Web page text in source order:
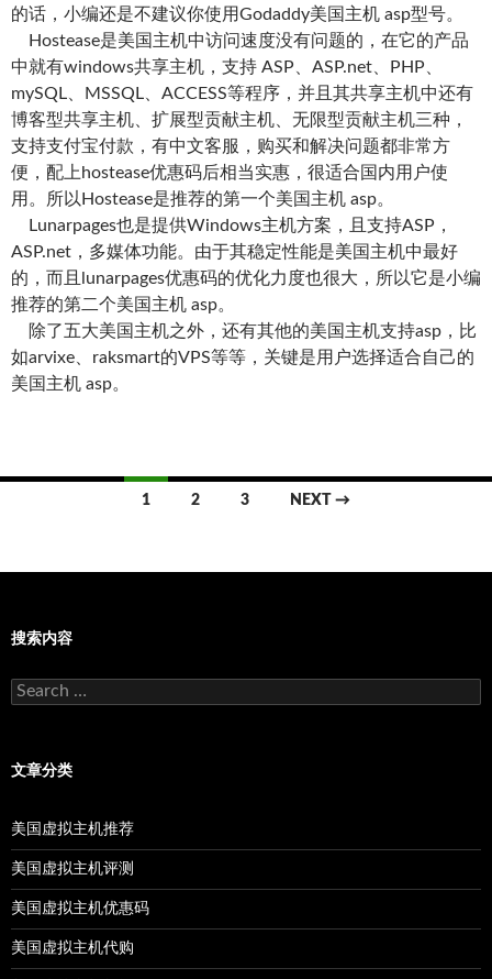
的话，小编还是不建议你使用Godaddy美国主机 asp型号。
Hostease是美国主机中访问速度没有问题的，在它的产品
中就有windows共享主机，支持 ASP、ASP.net、PHP、
mySQL、MSSQL、ACCESS等程序，并且其共享主机中还有
博客型共享主机、扩展型贡献主机、无限型贡献主机三种，
支持支付宝付款，有中文客服，购买和解决问题都非常方
便，配上hostease优惠码后相当实惠，很适合国内用户使
用。所以Hostease是推荐的第一个美国主机 asp。
Lunarpages也是提供Windows主机方案，且支持ASP，
ASP.net，多媒体功能。由于其稳定性能是美国主机中最好
的，而且lunarpages优惠码的优化力度也很大，所以它是小编
推荐的第二个美国主机 asp。
除了五大美国主机之外，还有其他的美国主机支持asp，比
如arvixe、raksmart的VPS等等，关键是用户选择适合自己的
美国主机 asp。
1 2 3 NEXT →
搜索内容
Search
for:
文章分类
美国虚拟主机推荐
美国虚拟主机评测
美国虚拟主机优惠码
美国虚拟主机代购